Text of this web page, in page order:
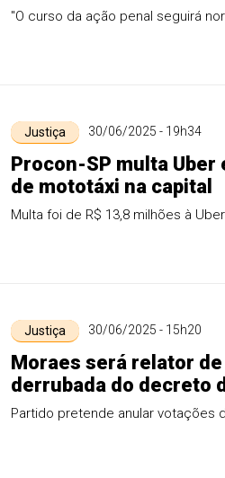
"O curso da ação penal seguirá
Justiça 30/06/2025 - 19h34
Procon-SP multa
de mototáxi na capital
Multa foi de R$ 13,8 milhões à
Justiça 30/06/2025 - 15h20
Moraes será relator
derrubada do decreto
Partido pretende anular votações